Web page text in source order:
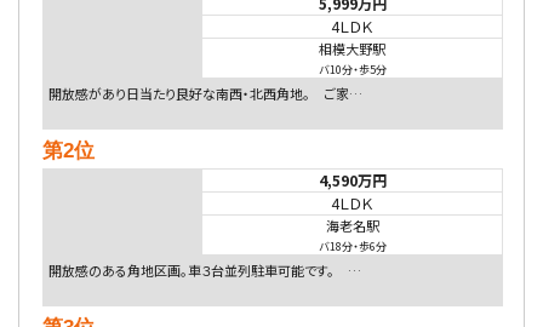
4ＬＤＫ
相模大野駅
バ10分・歩5分
開放感があり日当たり良好な南西・北西角地。 ご家…
第2位
4,590万円
4ＬＤＫ
海老名駅
バ18分・歩6分
開放感のある角地区画。車３台並列駐車可能です。 …